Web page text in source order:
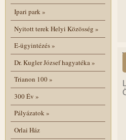
Ipari park»
Nyitott terek Helyi Közösség »
E-ügyintézés»
Dr. Kugler József hagyatéka»
Trianon 100»
300 Év »
Pályázatok»
Orlai Ház